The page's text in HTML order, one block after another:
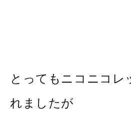
とってもニコニコレ
れましたが